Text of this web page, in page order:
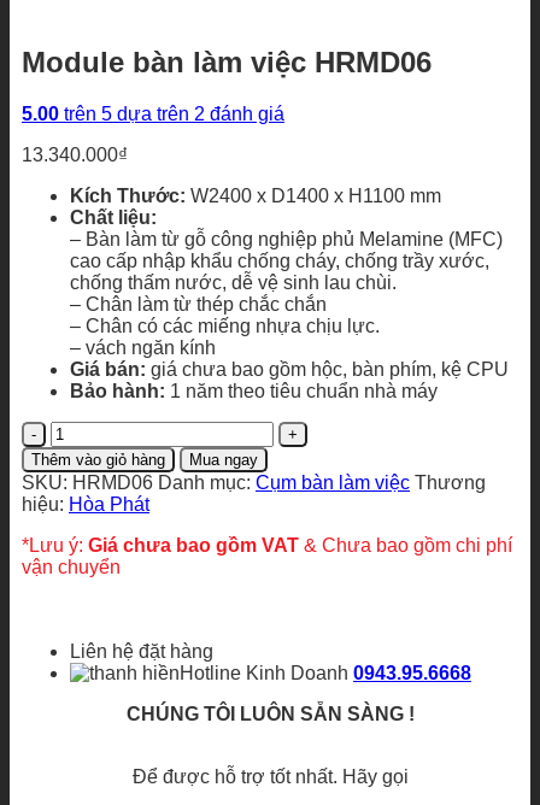
Module bàn làm việc HRMD06
5.00 trên 5 dựa trên 2 đánh giá
13.340.000₫
Kích Thước: W2400 x D1400 x H1100 mm
Chất liệu:
– Bàn làm từ gỗ công nghiệp phủ Melamine (MFC)
cao cấp nhập khẩu chống cháy, chống trầy xước,
chống thấm nước, dễ vệ sinh lau chùi.
– Chân làm từ thép chắc chắn
– Chân có các miếng nhựa chịu lực.
– vách ngăn kính
Giá bán: giá chưa bao gồm hộc, bàn phím, kệ CPU
Bảo hành: 1 năm theo tiêu chuẩn nhà máy
Module
bàn
làm
việc
HRMD06
số
lượng
Thêm vào giỏ hàng Mua ngay
SKU: HRMD06 Danh mục: Cụm bàn làm việc Thương
hiệu: Hòa Phát
*Lưu ý: Giá chưa bao gồm VAT & Chưa bao gồm chi phí
vận chuyển
Liên hệ đặt hàng
Hotline Kinh Doanh 0943.95.6668
CHÚNG TÔI LUÔN SẴN SÀNG !
Để được hỗ trợ tốt nhất. Hãy gọi